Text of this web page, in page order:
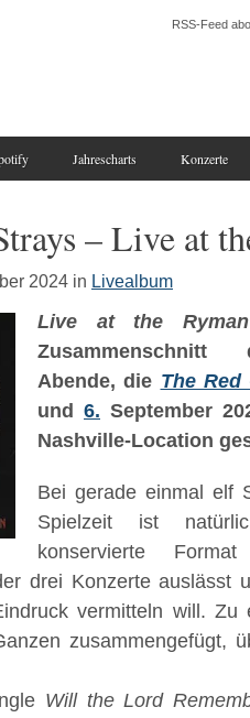
RSS-Feed
Jahrescharts Konzerte
– Live at
2024 in Livealbum
Live at the Ryman
Zusammenschnitt
Abende, die The Red
und 6. September
Nashville-Location
Bei gerade einmal elf
Spielzeit ist
konservierte
drei Konzerte auslässt
vermitteln will. Zu
zusammengefügt,
Will the Lord